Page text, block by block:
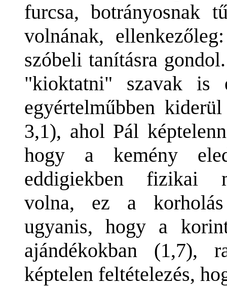
furcsa, botrányosnak
volnának,
szóbeli tanításra
"kioktatni" szavak is
egyértelműbben
3,1), ahol Pál
hogy a kemény
eddigiekben fizikai
volna, ez a
ugyanis, hogy a
ajándékokban (1,7),
képtelen feltételezés,